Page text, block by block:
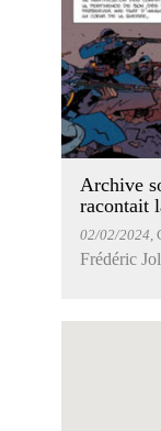
Archive
racontait
02/02/2024,
Frédéric